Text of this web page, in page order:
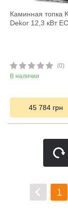
Каминная топка
Dekor 12,3 кВт
(0)
В наличии
45 784 грн
1